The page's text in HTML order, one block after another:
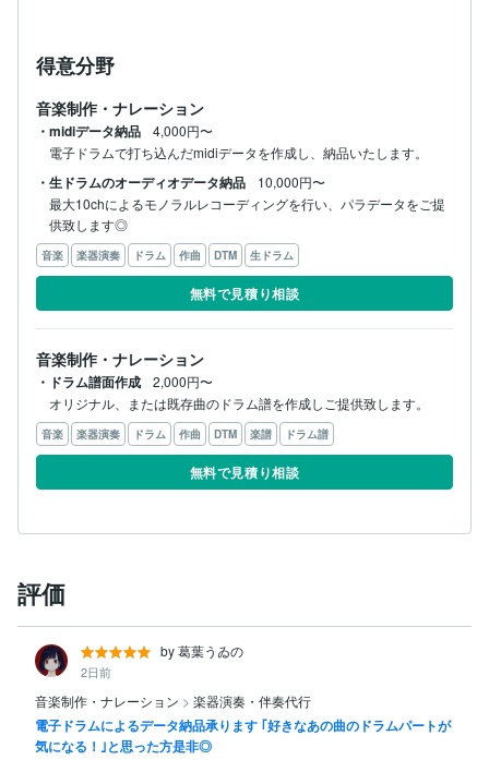
得意分野
音楽制作・ナレーション
・midiデータ納品
4,000円〜
電子ドラムで打ち込んだmidiデータを作成し、納品いたします。
・生ドラムのオーディオデータ納品
10,000円〜
最大10chによるモノラルレコーディングを行い、パラデータをご提
供致します◎
音楽 楽器演奏 ドラム 作曲 DTM 生ドラム
無料で見積り相談
音楽制作・ナレーション
・ドラム譜面作成
2,000円〜
オリジナル、または既存曲のドラム譜を作成しご提供致します。
音楽 楽器演奏 ドラム 作曲 DTM 楽譜 ドラム譜
無料で見積り相談
評価
by 葛葉うゐの
2日前
音楽制作・ナレーション > 楽器演奏・伴奏代行
電子ドラムによるデータ納品承ります ｢好きなあの曲のドラムパートが
気になる！｣と思った方是非◎